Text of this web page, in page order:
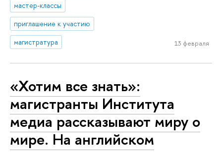
мастер-классы
приглашение к участию
магистратура
13 февраля
«Хотим все знать»:
магистранты Института
медиа рассказывают миру о
мире. На английском